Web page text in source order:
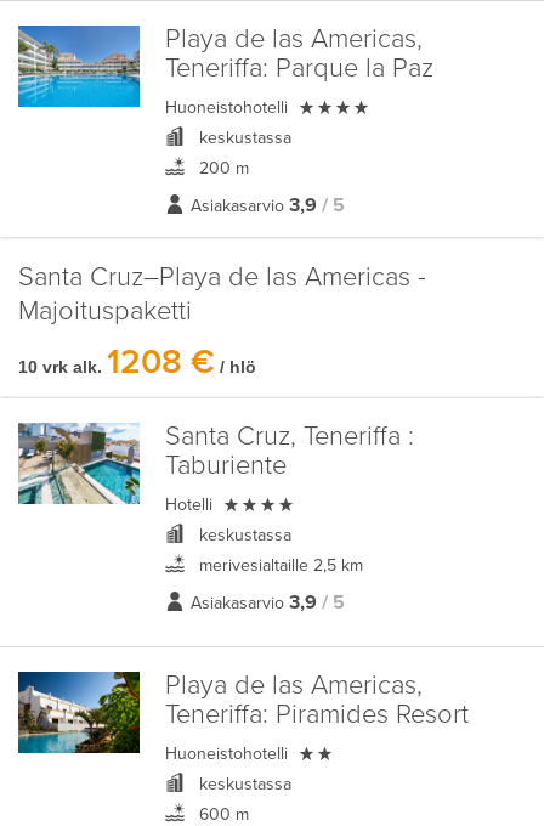
Playa de las Americas,
Teneriffa: Parque la Paz
Huoneistohotelli 
keskustassa
200 m
Asiakasarvio 3,9 / 5
Santa Cruz–Playa de las Americas -
Majoituspaketti
10 vrk alk. 1208 € / hlö
Santa Cruz, Teneriffa :
Taburiente
Hotelli 
keskustassa
merivesialtaille 2,5 km
Asiakasarvio 3,9 / 5
Playa de las Americas,
Teneriffa: Piramides Resort
Huoneistohotelli 
keskustassa
600 m